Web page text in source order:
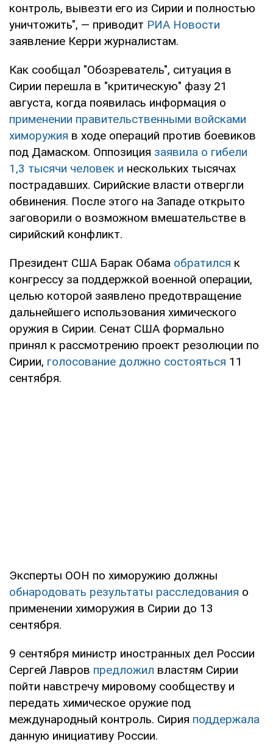
контроль, вывезти его из Сирии и полностью
уничтожить", — приводит РИА Новости
заявление Керри журналистам.
Как сообщал "Обозреватель", ситуация в
Сирии перешла в "критическую" фазу 21
августа, когда появилась информация о
применении правительственными войсками
химоружия в ходе операций против боевиков
под Дамаском. Оппозиция заявила о гибели
1,3 тысячи человек и нескольких тысячах
пострадавших. Сирийские власти отвергли
обвинения. После этого на Западе открыто
заговорили о возможном вмешательстве в
сирийский конфликт.
Президент США Барак Обама обратился к
конгрессу за поддержкой военной операции,
целью которой заявлено предотвращение
дальнейшего использования химического
оружия в Сирии. Сенат США формально
принял к рассмотрению проект резолюции по
Сирии, голосование должно состояться 11
сентября.
Эксперты ООН по химоружию должны
обнародовать результаты расследования о
применении химоружия в Сирии до 13
сентября.
9 сентября министр иностранных дел России
Сергей Лавров предложил властям Сирии
пойти навстречу мировому сообществу и
передать химическое оружие под
международный контроль. Сирия поддержала
данную инициативу России.